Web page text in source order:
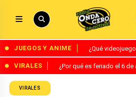
JUEGOS Y ANIME ¿Qué
VIRALES ¿Por qué es feriado el 6
VIRALES